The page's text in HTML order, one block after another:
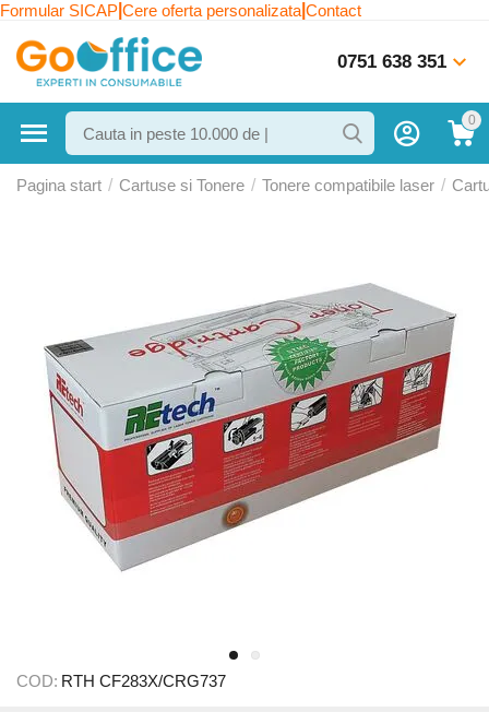
Formular SICAP Cere oferta personalizata Contact
0751 638 351
0
Pagina start / Cartuse si Tonere / Tonere compatibile laser /
COD: RTH CF283X/CRG737